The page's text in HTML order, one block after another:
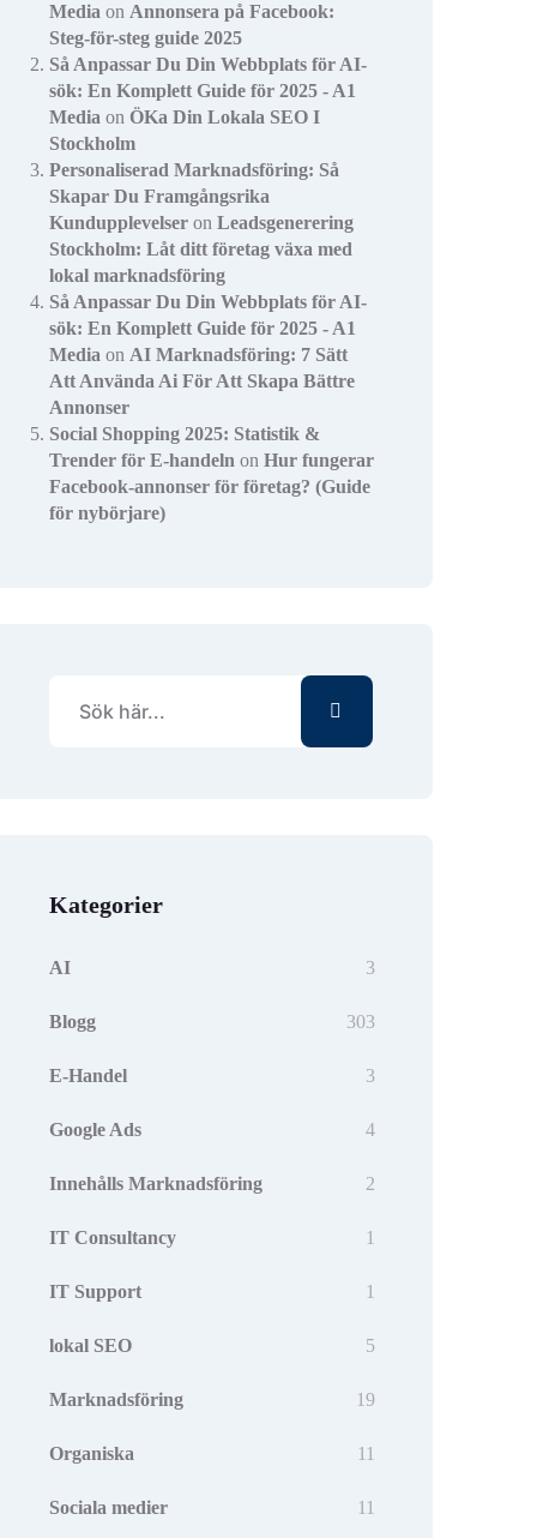
Media on Annonsera på Facebook:
Steg-för-steg guide 2025
Så Anpassar Du Din Webbplats för AI-
sök: En Komplett Guide för 2025 - A1
Media on ÖKa Din Lokala SEO I
Stockholm
Personaliserad Marknadsföring: Så
Skapar Du Framgångsrika
Kundupplevelser on Leadsgenerering
Stockholm: Låt ditt företag växa med
lokal marknadsföring
Så Anpassar Du Din Webbplats för AI-
sök: En Komplett Guide för 2025 - A1
Media on AI Marknadsföring: 7 Sätt
Att Använda Ai För Att Skapa Bättre
Annonser
Social Shopping 2025: Statistik &
Trender för E-handeln on Hur fungerar
Facebook-annonser för företag? (Guide
för nybörjare)
Kategorier
AI 3
Blogg 303
E-Handel 3
Google Ads 4
Innehålls Marknadsföring 2
IT Consultancy 1
IT Support 1
lokal SEO 5
Marknadsföring 19
Organiska 11
Sociala medier 11